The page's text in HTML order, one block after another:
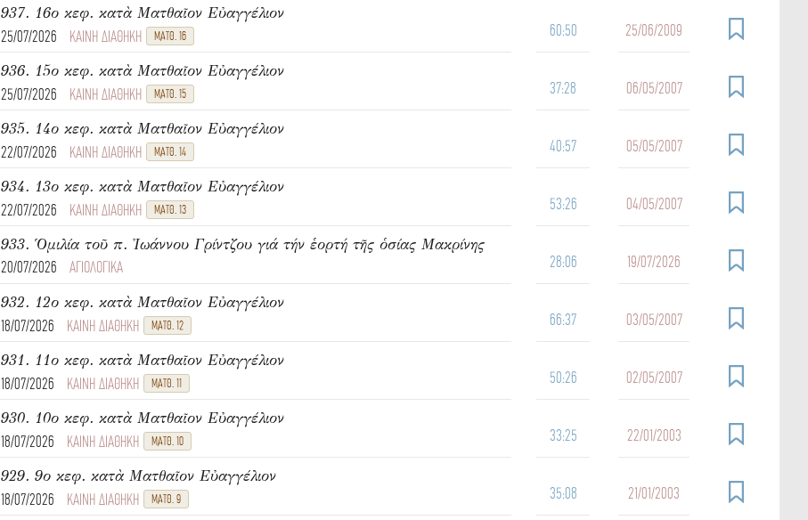
937. 16ο κεφ. κατὰ Ματθαῖον Εὐαγγέλιον
25/07/2026
ΚΑΙΝΗ ΔΙΑΘΗΚΗ ΜΑΤΘ. 16 60:50 25/06/2009
936. 15ο κεφ. κατὰ Ματθαῖον Εὐαγγέλιον
25/07/2026
ΚΑΙΝΗ ΔΙΑΘΗΚΗ ΜΑΤΘ. 15 37:28 06/05/2007
935. 14ο κεφ. κατὰ Ματθαῖον Εὐαγγέλιον
22/07/2026
ΚΑΙΝΗ ΔΙΑΘΗΚΗ ΜΑΤΘ. 14 40:57 05/05/2007
934. 13ο κεφ. κατὰ Ματθαῖον Εὐαγγέλιον
22/07/2026
ΚΑΙΝΗ ΔΙΑΘΗΚΗ ΜΑΤΘ. 13 53:26 04/05/2007
933. Ὁμιλία τοῦ π. Ἰωάννου Γρίντζου γιά τήν ἑορτή τῆς ὁσίας Μακρίνης
20/07/2026
ΑΓΙΟΛΟΓΙΚΑ 28:06 19/07/2026
932. 12ο κεφ. κατὰ Ματθαῖον Εὐαγγέλιον
18/07/2026
ΚΑΙΝΗ ΔΙΑΘΗΚΗ ΜΑΤΘ. 12 66:37 03/05/2007
931. 11ο κεφ. κατὰ Ματθαῖον Εὐαγγέλιον
18/07/2026
ΚΑΙΝΗ ΔΙΑΘΗΚΗ ΜΑΤΘ. 11 50:26 02/05/2007
930. 10ο κεφ. κατὰ Ματθαῖον Εὐαγγέλιον
18/07/2026
ΚΑΙΝΗ ΔΙΑΘΗΚΗ ΜΑΤΘ. 10 33:25 22/01/2003
929. 9ο κεφ. κατὰ Ματθαῖον Εὐαγγέλιον
18/07/2026
ΚΑΙΝΗ ΔΙΑΘΗΚΗ ΜΑΤΘ. 9 35:08 21/01/2003